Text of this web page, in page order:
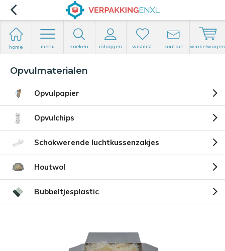
home menu zoeken inloggen wishlist contact winkelwagen
Opvulmaterialen
Opvulpapier
Opvulchips
Schokwerende luchtkussenzakjes
Houtwol
Bubbeltjesplastic